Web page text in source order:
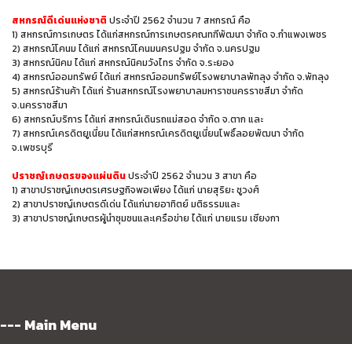
สหกรณ์ดีเด่นแห่งชาติ ประจำปี 2562 จำนวน 7 สหกรณ์ คือ
1) สหกรณ์การเกษตร ได้แก่สหกรณ์การเกษตรคณทฑีพัฒนา จํากัด จ.กําแพงเพชร
2) สหกรณ์โคนม ได้แก่ สหกรณ์โคนมนครปฐม จํากัด จ.นครปฐม
3) สหกรณ์นิคม ได้แก่ สหกรณ์นิคมวังไทร จํากัด จ.ระยอง
4) สหกรณ์ออมทรัพย์ ได้แก่ สหกรณ์ออมทรัพย์โรงพยาบาลพัทลุง จํากัด จ.พัทลุง
5) สหกรณ์ร้านค้า ได้แก่ ร้านสหกรณ์โรงพยาบาลมหาราชนครราชสีมา จํากัด
จ.นครราชสีมา
6) สหกรณ์บริการ ได้แก่ สหกรณ์เดินรถแม่สอด จํากัด จ.ตาก และ
7) สหกรณ์เครดิตยูเนี่ยน ได้แก่สหกรณ์เครดิตยูเนี่ยนโพธิ์ลอยพัฒนา จํากัด
จ.เพชรบุรี
ปราชญ์เกษตรของแผ่นดินประจำปี 2562 จำนวน 3 สาขา คือ
1) สาขาปราชญ์เกษตรเศรษฐกิจพอเพียง ได้แก่ นายสุริยะ ชูวงศ์
2) สาขาปราชญ์เกษตรดีเด่น ได้แก่นายอาทิตย์ มติธรรมและ
3) สาขาปราชญ์เกษตรผู้นำชุมชนและเครือข่าย ได้แก่ นายแรม เชียงกา
--- Main Menu